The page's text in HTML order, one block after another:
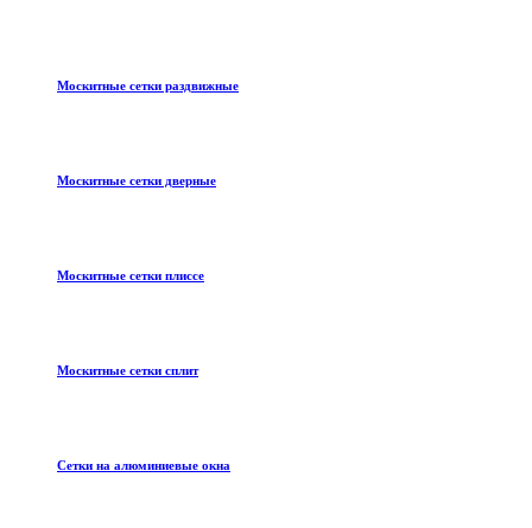
Москитные сетки раздвижные
Москитные сетки дверные
Москитные сетки плиссе
Москитные сетки сплит
Сетки на алюминиевые окна